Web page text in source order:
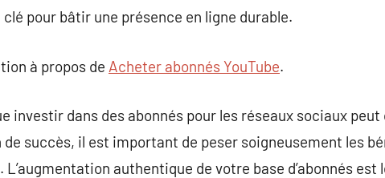
pour bâtir une présence en ligne durable.
à propos de Acheter abonnés YouTube.
investir dans des abonnés pour les réseaux sociaux
succès, il est important de peser soigneusement les
authentique de votre base d’abonnés est